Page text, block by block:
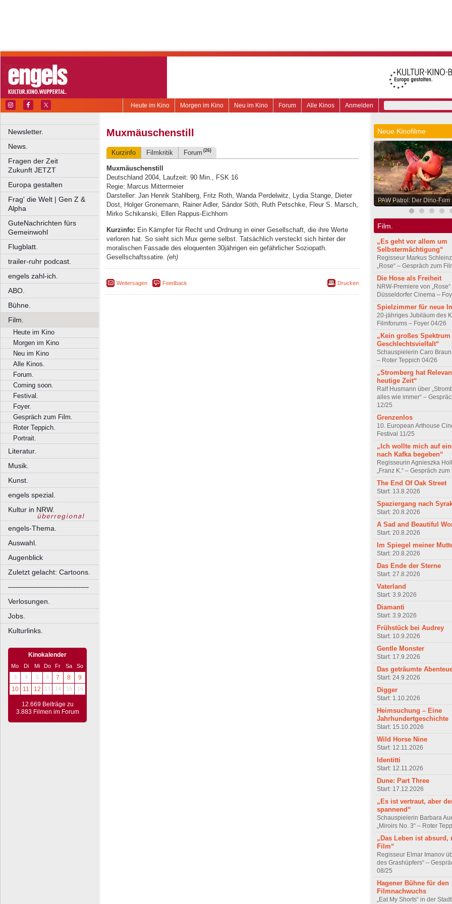
Anmelden
Alle Kinos
Forum
Neu im Kino
Morgen im Kino
Heute im Kino
Newsletter.
News.
Fragen der Zeit
Zukunft JETZT
Europa gestalten
Frag' die Welt | Gen Z &
Alpha
GuteNachrichten fürs
Gemeinwohl
Flugblatt.
trailer-ruhr podcast.
engels zahl-ich.
ABO.
Bühne.
Film.
Heute im Kino
Morgen im Kino
Neu im Kino
Alle Kinos.
Forum.
Coming soon.
Festival.
Foyer.
Gespräch zum Film.
Roter Teppich.
Portrait.
Literatur.
Musik.
Kunst.
engels spezial.
Kultur in NRW.
engels-Thema.
Auswahl.
Augenblick
Zuletzt gelacht: Cartoons.
––––––––––––––––––––
Verlosungen.
Jobs.
Kulturlinks.
Kinokalender
Mo Di Mi Do Fr Sa
So
3
4 5 6 7 8
9
10
11 12 13 14 15 16
12.669 Beiträge zu
3.883 Filmen im Forum
Muxmäuschenstill
Kurzinfo Filmkritik Forum (26)
Muxmäuschenstill
Deutschland 2004, Laufzeit: 90 Min., FSK 16
Regie: Marcus Mittermeier
Darsteller: Jan Henrik Stahlberg, Fritz Roth, Wanda Perdelwitz, Lydia Stange, Dieter
Dost, Holger Gronemann, Rainer Adler, Sándor Söth, Ruth Petschke, Fleur S. Marsch,
Mirko Schikanski, Ellen Rappus-Eichhorn
Kurzinfo: Ein Kämpfer für Recht und Ordnung in einer Gesellschaft, die ihre Werte
verloren hat. So sieht sich Mux gerne selbst. Tatsächlich versteckt sich hinter der
moralischen Fassade des eloquenten 30jährigen ein gefährlicher Soziopath.
Gesellschaftssatire. (eh)
Weitersagen Feedback Drucken
Neue Kinofilme
PAW Patrol: Der Dino-Film
Film.
„Es geht vor allem um
Selbstermächtigung“
Regisseur Markus
„Rose“ – Gespräch zum
Die Hose als Freiheit
NRW-Premiere von „Rose“
Düsseldorfer Cinema –
Spielzimmer für neue
20-jähriges Jubiläum des
Filmforums – Foyer 04/26
„Kein großes Spektrum
Geschlechtsvielfalt“
Schauspielerin Caro Braun
– Roter Teppich 04/26
„Stromberg hat
heutige Zeit“
Ralf Husmann über
alles wie immer“ –
12/25
Grenzenlos
10. European Arthouse
Festival 11/25
„Ich wollte mich auf
nach Kafka begeben“
Regisseurin Agnieszka
„Franz K.“ – Gespräch
The End Of Oak Street
Start: 13.8.2026
Spaziergang nach
Start: 20.8.2026
A Sad and Beautiful
Start: 20.8.2026
Im Spiegel meiner
Start: 20.8.2026
Das Ende der Sterne
Start: 27.8.2026
Vaterland
Start: 3.9.2026
Diamanti
Start: 3.9.2026
Frühstück bei Audrey
Start: 10.9.2026
Gentle Monster
Start: 17.9.2026
Das geträumte
Start: 24.9.2026
Digger
Start: 1.10.2026
Heimsuchung – Eine
Jahrhundertgeschichte
Start: 15.10.2026
Wild Horse Nine
Start: 12.11.2026
Identitti
Start: 12.11.2026
Dune: Part Three
Start: 17.12.2026
„Es ist vertraut, aber
spannend“
Schauspielerin Barbara
„Miroirs No. 3“ – Roter
„Das Leben ist absurd,
Film“
Regisseur Elmar Imanov
des Grashüpfers“ –
08/25
Hagener Bühne für den
Filmnachwuchs
„Eat My Shorts“ in der